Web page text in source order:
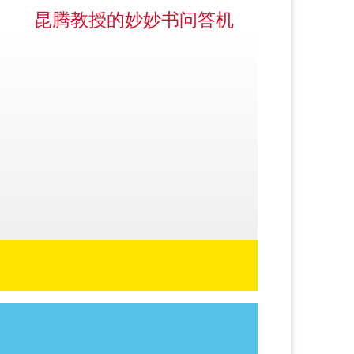
昆腾教授的妙妙书问答机